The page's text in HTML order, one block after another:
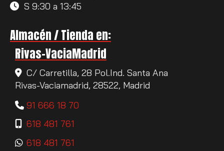
S 9:30 a 13:45
Almacén / Tienda en:
Rivas-VaciaMadrid
C/ Carretilla, 28 Pol.Ind. Santa Ana
Rivas-Vaciamadrid, 28522, Madrid
91 666 18 70
618 481 761
618 481 761